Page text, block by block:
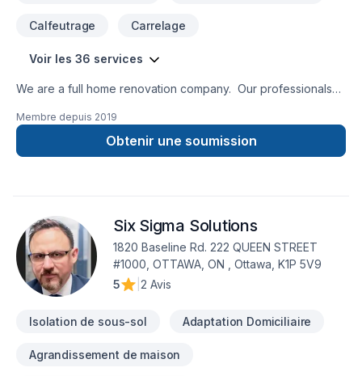
Calfeutrage Carrelage
Voir les 36 services
We are a full home renovation company. Our professionals
Since 1996, Insane Renovation understands the importance
of a job well done. All renovations are done by
professional craftspeople in order to honor factory warranty.
Membre depuis 2019
Obtenir une soumission
Six Sigma Solutions
1820 Baseline Rd. 222 QUEEN STREET
#1000, OTTAWA, ON , Ottawa, K1P 5V9
5
2 Avis
Isolation de sous-sol Adaptation Domiciliaire
Agrandissement de maison